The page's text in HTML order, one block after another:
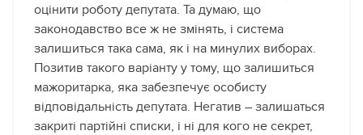
оцінити роботу депутата. Та думаю, що
законодавство все ж не змінять, і система
залишиться така сама, як і на минулих виборах.
Позитив такого варіанту у тому, що залишиться
мажоритарка, яка забезпечує особисту
відповідальність депутата. Негатив – залишаться
закриті партійні списки, і ні для кого не секрет,